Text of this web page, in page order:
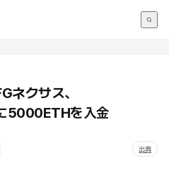
ネクサス、
5000ETHを入金
出典